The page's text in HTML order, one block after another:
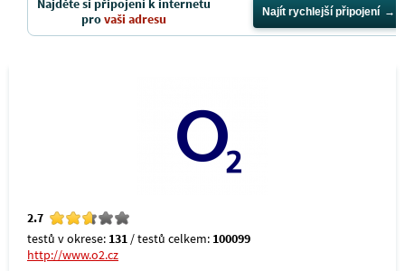
Najděte si připojení k internetu
provaši adresu Najít rychlejší připojení
2.7
testů v okrese: 131 / testů celkem: 100099
http://www.o2.cz